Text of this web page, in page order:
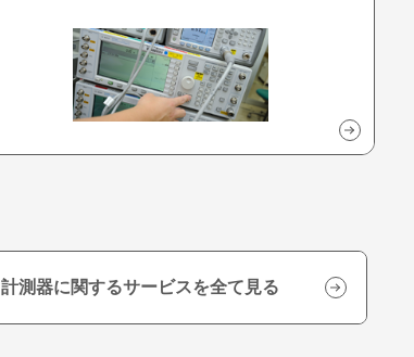
計測器に関するサービスを全て見る